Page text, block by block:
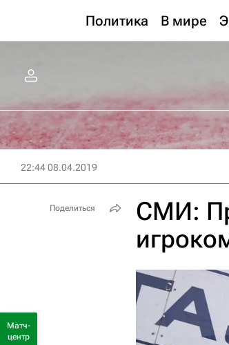
Политика В мире
22:44 08.04.2019
СМИ:
Поделиться
Матч-
центр